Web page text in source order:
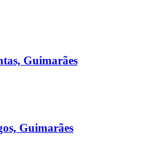
Guimarães
Guimarães